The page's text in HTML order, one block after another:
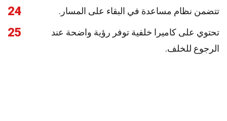
24 تتضمن نظام مساعدة في البقاء على المسار.
25
تحتوي على كاميرا خلفية توفر رؤية واضحة عند
الرجوع للخلف.